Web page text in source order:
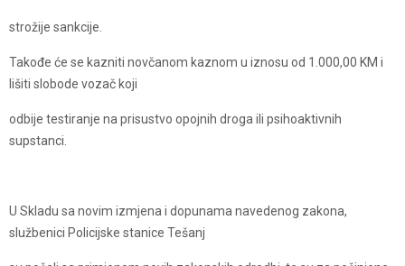
strožije sankcije.
Takođe će se kazniti novčanom kaznom u iznosu od 1.000,00 KM i
lišiti slobode vozač koji
odbije testiranje na prisustvo opojnih droga ili psihoaktivnih
supstanci.
U Skladu sa novim izmjena i dopunama navedenog zakona,
službenici Policijske stanice Tešanj